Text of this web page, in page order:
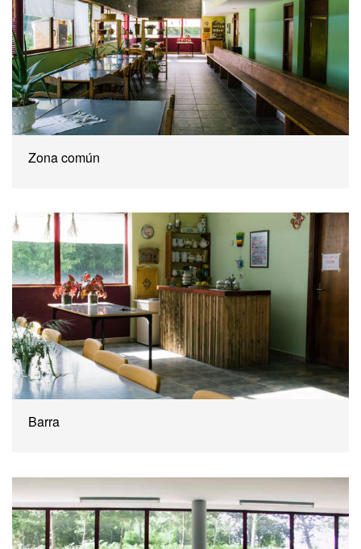
Zona común
Barra